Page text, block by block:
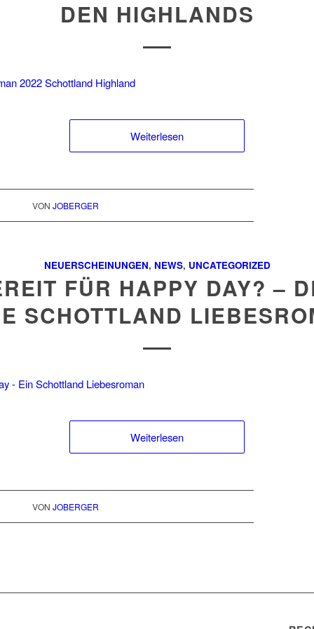
DEN HIGHLANDS
Weiterlesen
VON JOBERGER
NEUERSCHEINUNGEN, NEWS, UNCATEGORIZED
FÜR HAPPY DAY? –
SCHOTTLAND
Weiterlesen
VON JOBERGER